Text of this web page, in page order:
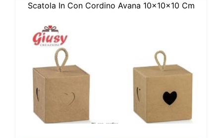
Scatola In Con Cordino Avana 10x10x10 Cm